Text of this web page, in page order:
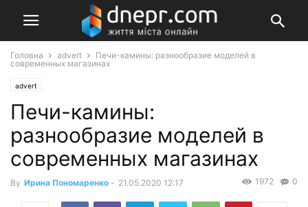
Головна advert
Печи-камины: разнообразие моделей в
современных магазинах
advert
Печи-камины:
разнообразие моделей в
современных магазинах
By Ирина Пономаренко - 21.05.2020 12:17 0
1972